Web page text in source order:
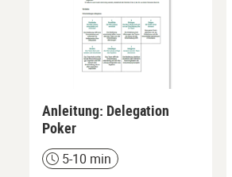
Anleitung: Delegation
Poker
Zeit5-10 min